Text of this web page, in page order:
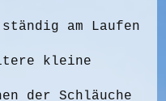
am Laufen
kleine
der Schläuche